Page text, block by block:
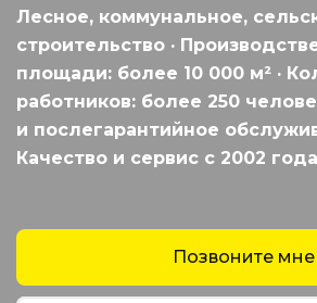
Лесное, коммунальное,
строительство ·
площади: более 10 000 м² ·
работников: более 250
и послегарантийное
Качество и сервис с 2002 года
Позвоните мне